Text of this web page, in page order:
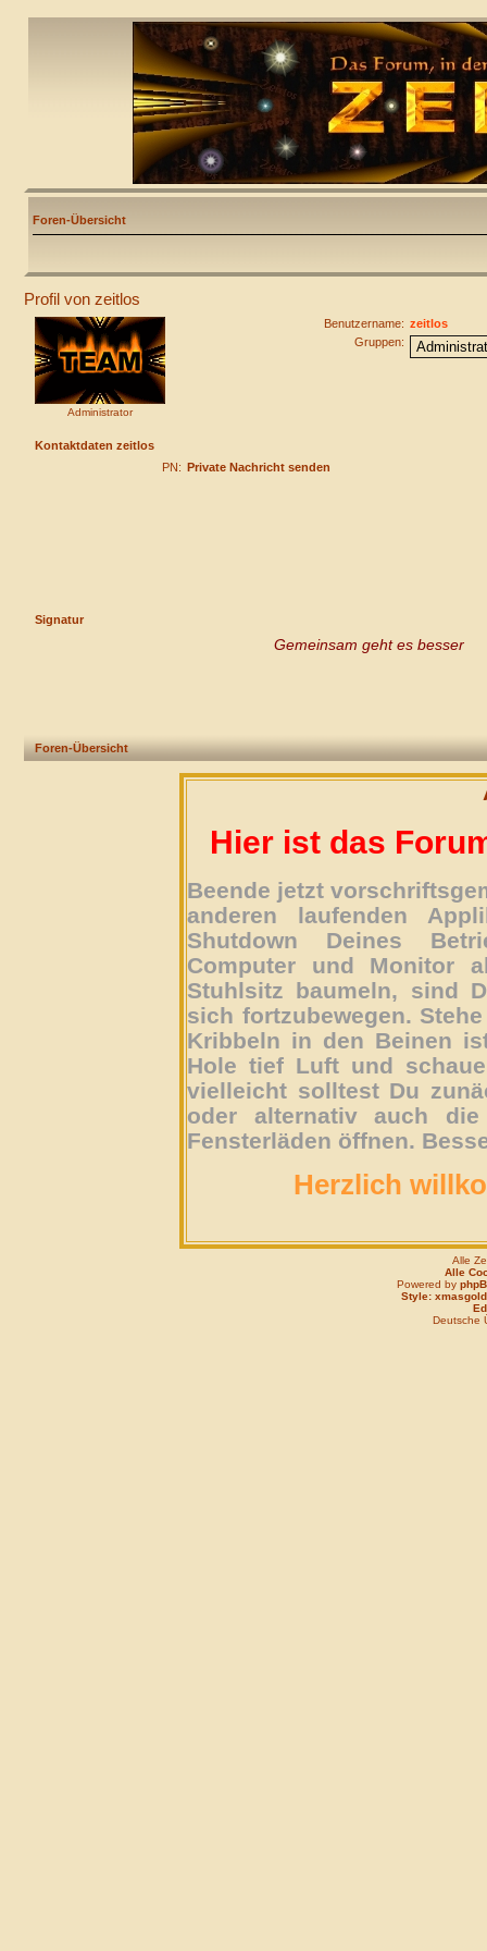
Foren-Übersicht
Profil von zeitlos
Administrator
Benutzername: zeitlos
Gruppen:
Kontaktdaten zeitlos
PN: Private Nachricht senden
Signatur
Gemeinsam geht es besser
Foren-Übersicht
Hier ist das
Beende jetzt
anderen laufenden
Shutdown Deines
Computer und Monitor
Stuhlsitz baumeln, sind
sich fortzubewegen.
Kribbeln in den Beinen
Hole tief Luft und
vielleicht solltest Du
oder alternativ auch
Fensterläden öffnen.
Herzlich
Alle
Alle
Powered by
Style: xmasgold
Deutsche